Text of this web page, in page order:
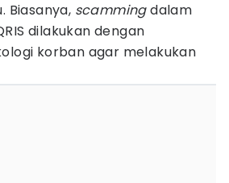
Biasanya, scammingdalam
dilakukan dengan
korban agar melakukan